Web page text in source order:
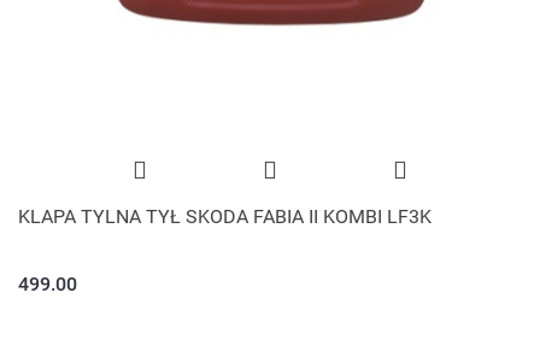
KLAPA TYLNA TYŁ SKODA FABIA II KOMBI LF3K
499.00